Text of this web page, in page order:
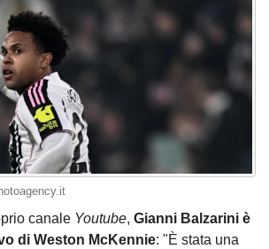
canale Youtube, Gianni Balzarini è
di Weston McKennie: "È stata una